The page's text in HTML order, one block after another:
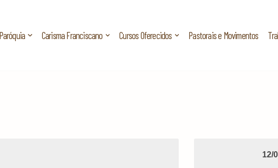
Paróquia Carisma Franciscano Cursos Oferecidos Pastorais e Movimentos
12/